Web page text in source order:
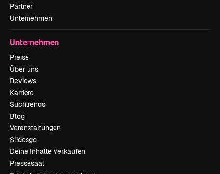
Partner
Unternehmen
Unternehmen
Preise
Über uns
Reviews
Karriere
Suchtrends
Blog
Veranstaltungen
Slidesgo
Deine Inhalte verkaufen
Pressesaal